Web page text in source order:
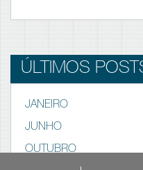
ÚLTIMOS
JANEIRO
JUNHO
OUTUBRO